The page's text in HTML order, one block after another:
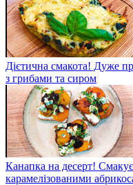
Дієтична смакота! Дуже
з грибами та сиром
Канапка на десерт!
карамелізованими